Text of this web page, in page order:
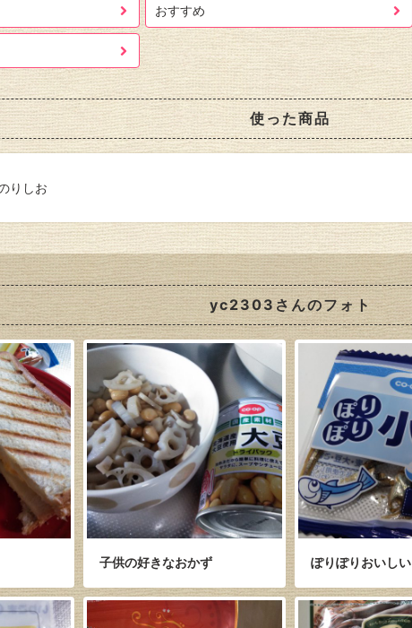
おすすめ
使った商品
りしお
yc2303さんのフォト
子供の好きなおかず ぽりぽりおいしい